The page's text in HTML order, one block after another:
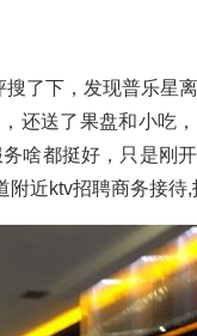
了下，发现普乐星
还送了果盘和小吃
啥都挺好，只是刚
近ktv招聘商务接待